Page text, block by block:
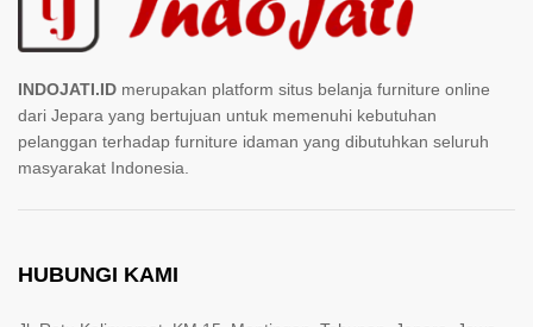
INDOJATI.ID merupakan platform situs belanja furniture online
dari Jepara yang bertujuan untuk memenuhi kebutuhan
pelanggan terhadap furniture idaman yang dibutuhkan seluruh
masyarakat Indonesia.
HUBUNGI KAMI